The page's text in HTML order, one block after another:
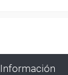
Información